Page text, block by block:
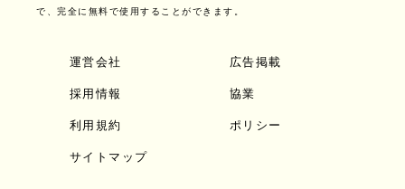
で、完全に無料で使用することができます。
運営会社 広告掲載
採用情報 協業
利用規約 ポリシー
サイトマップ